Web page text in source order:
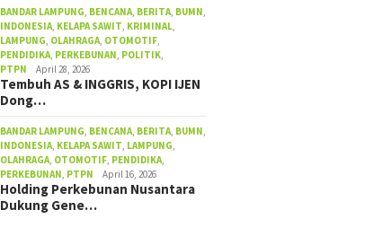
BANDAR LAMPUNG, BENCANA, BERITA, BUMN,
INDONESIA, KELAPA SAWIT, KRIMINAL,
LAMPUNG, OLAHRAGA, OTOMOTIF,
PENDIDIKA, PERKEBUNAN, POLITIK,
PTPN
April 28, 2026
Tembuh AS & INGGRIS, KOPI IJEN
Dong…
BANDAR LAMPUNG, BENCANA, BERITA, BUMN,
INDONESIA, KELAPA SAWIT, LAMPUNG,
OLAHRAGA, OTOMOTIF, PENDIDIKA,
PERKEBUNAN, PTPN April 16, 2026
Holding Perkebunan Nusantara
Dukung Gene…